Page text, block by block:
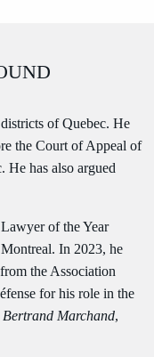
of Quebec. He
the Court of Appeal of
He has also argued
of the Year
In 2023, he
the Association
for his role in the
Bertrand Marchand,